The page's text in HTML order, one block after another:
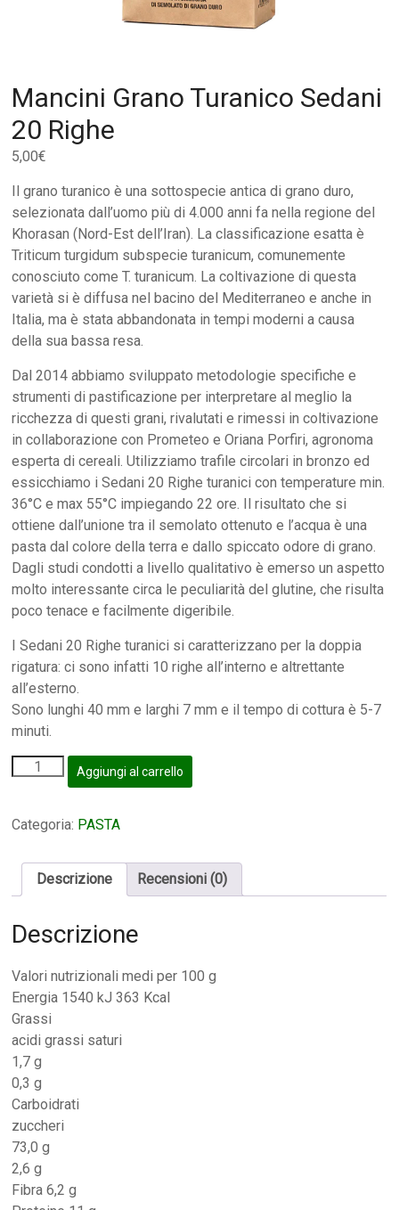
Mancini Grano Turanico Sedani
20 Righe
5,00€
Il grano turanico è una sottospecie antica di grano duro,
selezionata dall’uomo più di 4.000 anni fa nella regione del
Khorasan (Nord-Est dell’Iran). La classificazione esatta è
Triticum turgidum subspecie turanicum, comunemente
conosciuto come T. turanicum. La coltivazione di questa
varietà si è diffusa nel bacino del Mediterraneo e anche in
Italia, ma è stata abbandonata in tempi moderni a causa
della sua bassa resa.
Dal 2014 abbiamo sviluppato metodologie specifiche e
strumenti di pastificazione per interpretare al meglio la
ricchezza di questi grani, rivalutati e rimessi in coltivazione
in collaborazione con Prometeo e Oriana Porfiri, agronoma
esperta di cereali. Utilizziamo trafile circolari in bronzo ed
essicchiamo i Sedani 20 Righe turanici con temperature min.
36°C e max 55°C impiegando 22 ore. Il risultato che si
ottiene dall’unione tra il semolato ottenuto e l’acqua è una
pasta dal colore della terra e dallo spiccato odore di grano.
Dagli studi condotti a livello qualitativo è emerso un aspetto
molto interessante circa le peculiarità del glutine, che risulta
poco tenace e facilmente digeribile.
I Sedani 20 Righe turanici si caratterizzano per la doppia
rigatura: ci sono infatti 10 righe all’interno e altrettante
all’esterno.
Sono lunghi 40 mm e larghi 7 mm e il tempo di cottura è 5-7
minuti.
Aggiungi al carrello
Categoria: PASTA
Descrizione Recensioni (0)
Descrizione
Valori nutrizionali medi per 100 g
Energia 1540 kJ 363 Kcal
Grassi
acidi grassi saturi
1,7 g
0,3 g
Carboidrati
zuccheri
73,0 g
2,6 g
Fibra 6,2 g